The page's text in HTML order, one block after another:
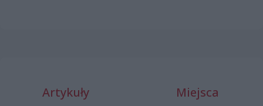
Artykuły Miejsca